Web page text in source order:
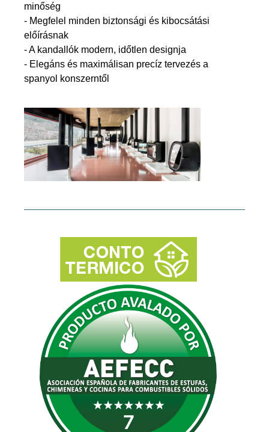
minőség
- Megfelel minden biztonsági és kibocsátási
előírásnak
- A kandallók modern, időtlen designja
- Elegáns és maximálisan precíz tervezés a
spanyol konszerntől